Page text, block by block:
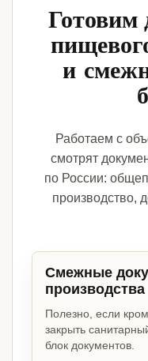
Готовим
и
Работаем с
смотрят
по России:
производство,
Смежные
производства
Полезно, если
закрыть
блок документов.